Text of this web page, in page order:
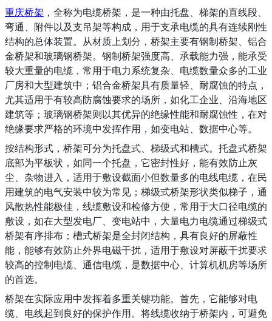
重庆桥架 ，全称为电缆桥架，是一种由托盘、梯架的直线段、
弯通、附件以及支吊架等构成，用于支承电缆的具有连续刚性
结构的总体装置。从材质上划分，桥架主要有钢制桥架、铝合
金桥架和玻璃钢桥架。钢制桥架强度高、承载能力强，能承受
较大重量的电缆，常用于电力系统复杂、电缆数量众多的工业
厂房和大型建筑中；铝合金桥架具有质量轻、耐腐蚀的特点，
尤其适用于有较高防腐蚀要求的场所，如化工企业、沿海地区
建筑等；玻璃钢桥架则以其优异的绝缘性能和耐腐蚀性，在对
绝缘要求严格的环境中发挥作用，如变电站、数据中心等。
按结构形式，桥架可分为托盘式、梯级式和槽式。托盘式桥架
底部为平板状，如同一个托盘，它密封性好，能有效防止灰
尘、杂物进入，适用于敷设截面小但数量多的电线电缆，在民
用建筑的电气安装中较为常见；梯级式桥架形状类似梯子，通
风散热性能极佳，线缆敷设和检修方便，常用于大口径电缆的
敷设，如在大型发电厂、变电站中，大量电力电缆通过梯级式
桥架有序排布；槽式桥架是全封闭结构，具有良好的屏蔽性
能，能够有效防止外界电磁干扰，适用于敷设对屏蔽干扰要求
较高的控制电缆、通信电缆，是数据中心、计算机机房等场所
的首选。
桥架在实际应用中发挥着多重关键功能。首先，它能够对电
缆、电线起到良好的保护作用。将线缆收纳于桥架内，可避免